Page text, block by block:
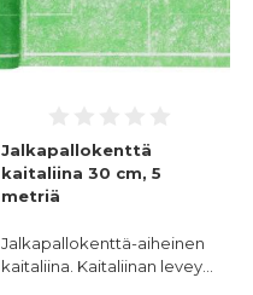
Jalkapallokenttä
kaitaliina 30 cm, 5
metriä
Jalkapallokenttä-aiheinen
kaitaliina. Kaitaliinan levey…